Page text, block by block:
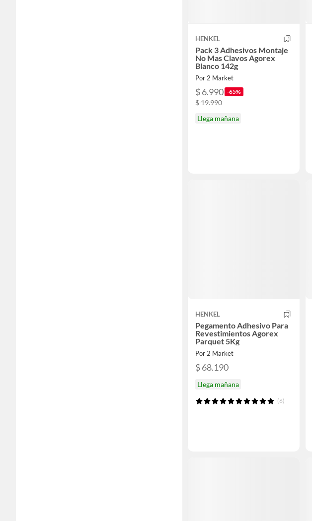
HENKEL
Pack 3 Adhesivos Montaje
No Mas Clavos Agorex
Blanco 142g
Por 2 Market
$ 6.990 -65%
$ 19.990
Llega mañana
HENKEL
Pegamento Adhesivo Para
Revestimientos Agorex
Parquet 5Kg
Por 2 Market
$ 68.190
Llega mañana
(6)